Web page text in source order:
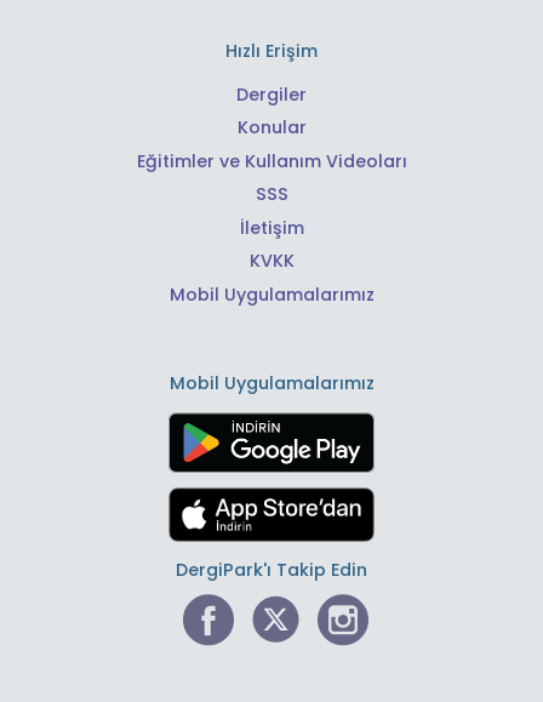
Hızlı Erişim
Dergiler
Konular
Eğitimler ve Kullanım Videoları
SSS
İletişim
KVKK
Mobil Uygulamalarımız
Mobil Uygulamalarımız
DergiPark'ı Takip Edin